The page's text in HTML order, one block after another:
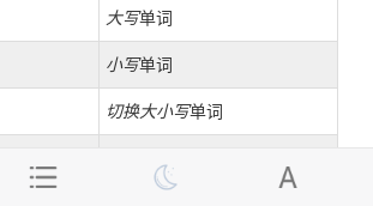
大写单词
小写单词
切换大小写单词